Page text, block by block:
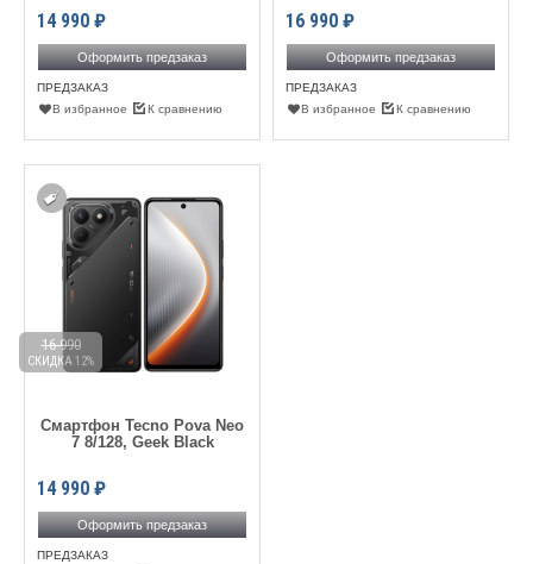
14 990 ₽
Оформить предзаказ
ПРЕДЗАКАЗ
В избранное
К сравнению
16 990 ₽
Оформить предзаказ
ПРЕДЗАКАЗ
В избранное
К сравнению
Смартфон Tecno Pova Neo
7 8/128, Geek Black
14 990 ₽
16 990
СКИДКА 12%
Оформить предзаказ
ПРЕДЗАКАЗ